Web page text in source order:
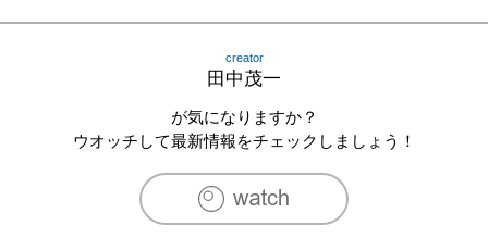
2019年　カダケス国際ミニプリント展入選（スペイン／銅
creator
田中茂一
が気になりますか？
ウオッチして最新情報をチェックしましょう！